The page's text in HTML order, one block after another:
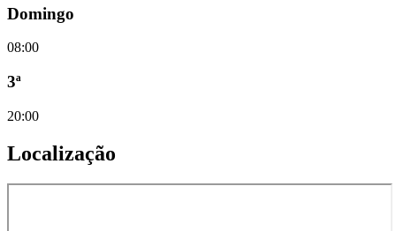
Domingo
08:00
3ª
20:00
Localização